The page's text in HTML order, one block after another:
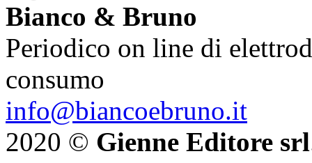
Bianco & Bruno
Periodico on line di
consumo
info@biancoebruno.it
2020 © Gienne Editore srl